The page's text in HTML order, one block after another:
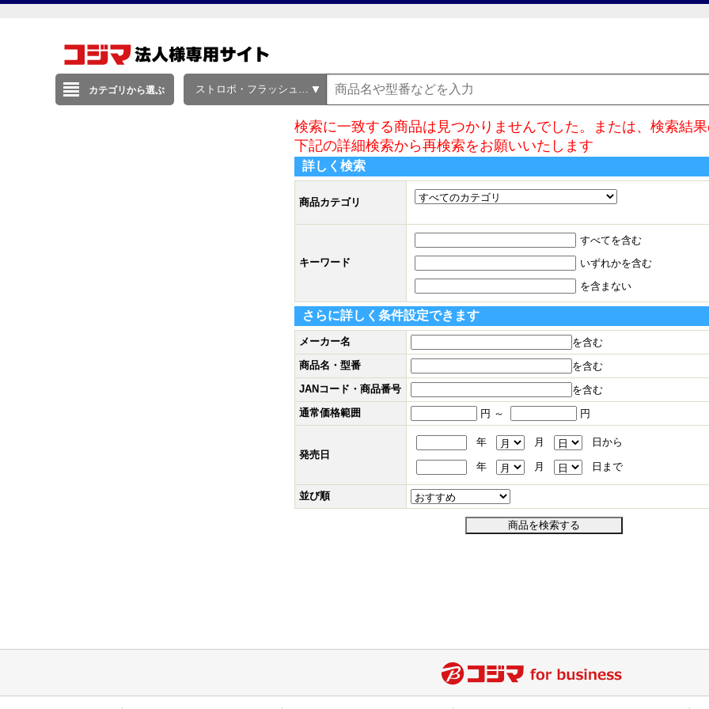
カテゴリから選ぶ ストロボ・フラッシュ・LEDライト
検索に一致する商品は見つかりませんでした。または、検索結
下記の詳細検索から再検索をお願いいたします
詳しく検索
商品カテゴリ
キーワード
すべてを含む
いずれかを含む
を含まない
さらに詳しく条件設定できます
メーカー名
を含む
商品名・型番
を含む
JANコード・商品番号
を含む
通常価格範囲
円 ～ 円
発売日
年 月 日から
年 月 日まで
並び順